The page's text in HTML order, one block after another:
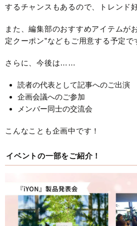
するチャンスもあるので、トレンド
また、編集部のおすすめアイテムが
定クーポン”などもご用意する予定で
さらに、今後は……
読者の代表として記事へのご出演
企画会議へのご参加
メンバー同士の交流会
こんなことも企画中です！
イベントの一部をご紹介！